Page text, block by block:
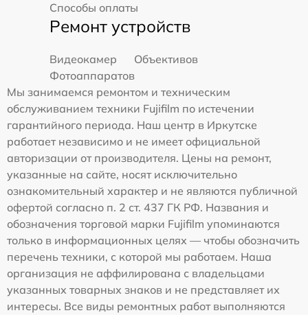
Способы оплаты
Ремонт устройств
Видеокамер
Объективов
Фотоаппаратов
Мы занимаемся ремонтом и техническим
обслуживанием техники Fujifilm по истечении
гарантийного периода. Наш центр в Иркутске
работает независимо и не имеет официальной
авторизации от производителя. Цены на ремонт,
указанные на сайте, носят исключительно
ознакомительный характер и не являются публичной
офертой согласно п. 2 ст. 437 ГК РФ. Названия и
обозначения торговой марки Fujifilm упоминаются
только в информационных целях — чтобы обозначить
перечень техники, с которой мы работаем. Наша
организация не аффилирована с владельцами
указанных товарных знаков и не представляет их
интересы. Все виды ремонтных работ выполняются